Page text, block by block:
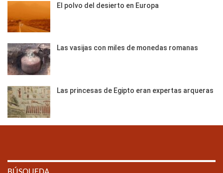
El polvo del desierto en Europa
Las vasijas con miles de monedas romanas
Las princesas de Egipto eran expertas arqueras